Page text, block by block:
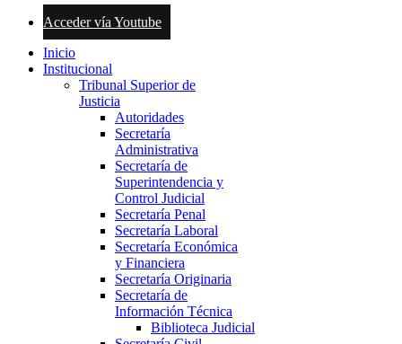
Acceder vía Youtube
Inicio
Institucional
Tribunal Superior de
Justicia
Autoridades
Secretaría
Administrativa
Secretaría de
Superintendencia y
Control Judicial
Secretaría Penal
Secretaría Laboral
Secretaría Económica
y Financiera
Secretaría Originaria
Secretaría de
Información Técnica
Biblioteca Judicial